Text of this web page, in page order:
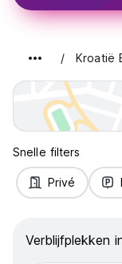
Kroatië
Snelle filters
Privé
Verblijfplekken